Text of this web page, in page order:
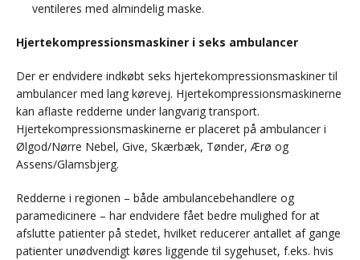
ventileres med almindelig maske.
Hjertekompressionsmaskiner i seks ambulancer
Der er endvidere indkøbt seks hjertekompressionsmaskiner til
ambulancer med lang kørevej. Hjertekompressionsmaskinerne
kan aflaste redderne under langvarig transport.
Hjertekompressionsmaskinerne er placeret på ambulancer i
Ølgod/Nørre Nebel, Give, Skærbæk, Tønder, Ærø og
Assens/Glamsbjerg.
Redderne i regionen – både ambulancebehandlere og
paramedicinere – har endvidere fået bedre mulighed for at
afslutte patienter på stedet, hvilket reducerer antallet af gange
patienter unødvendigt køres liggende til sygehuset, f.eks. hvis